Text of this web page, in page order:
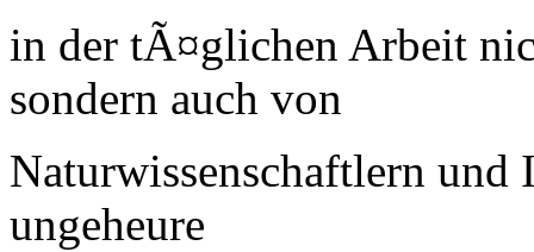
in der tÃ¤glichen Arbeit
sondern auch von
Naturwissenschaftlern und
ungeheure